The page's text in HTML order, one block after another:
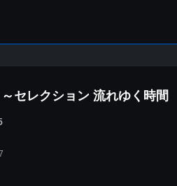
セレクション 流れゆく時間